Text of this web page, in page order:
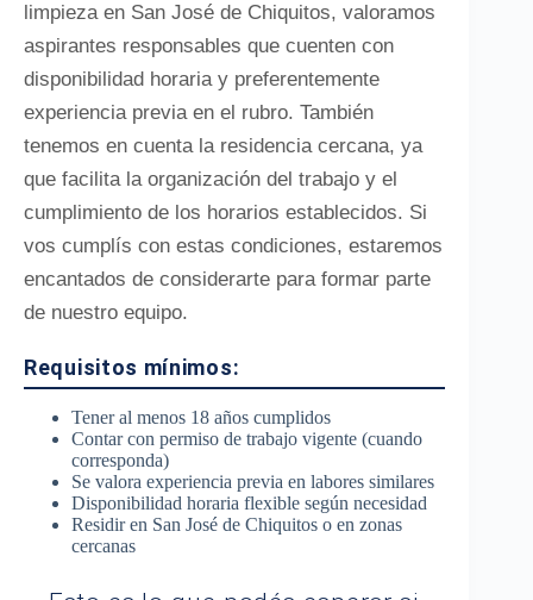
limpieza en San José de Chiquitos, valoramos
aspirantes responsables que cuenten con
disponibilidad horaria y preferentemente
experiencia previa en el rubro. También
tenemos en cuenta la residencia cercana, ya
que facilita la organización del trabajo y el
cumplimiento de los horarios establecidos. Si
vos cumplís con estas condiciones, estaremos
encantados de considerarte para formar parte
de nuestro equipo.
Requisitos mínimos:
Tener al menos 18 años cumplidos
Contar con permiso de trabajo vigente (cuando
corresponda)
Se valora experiencia previa en labores similares
Disponibilidad horaria flexible según necesidad
Residir en San José de Chiquitos o en zonas
cercanas